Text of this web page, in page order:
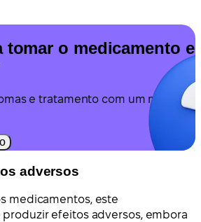
tomar o medicamento e
e tratamento com um médico
adversos
medicamentos, este
efeitos adversos, embora